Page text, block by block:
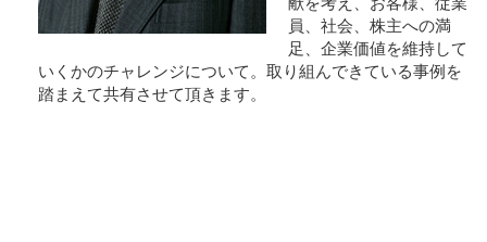
員、社会、株主への満
足、企業価値を維持して
いくかのチャレンジについて。取り組んできている事例を
踏まえて共有させて頂きます。